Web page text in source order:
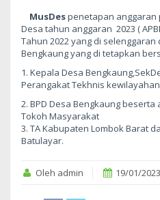
MusDespenetapan
Desa tahun anggaran 2023 (
Tahun 2022 yang di
Bengkaung yang di tetapkan
1. Kepala Desa
Perangakat Tekhnis
2. BPD Desa Bengkaung
Tokoh Masyarakat
3. TA Kabupaten Lombok Barat
Batulayar.
Oleh admin 19/01/2023